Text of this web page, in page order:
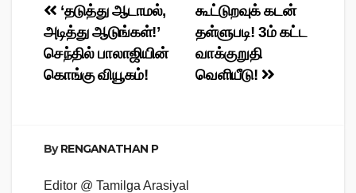
Post
navigation
கூட்டுறவுக் கடன்
தள்ளுபடி! 3ம் கட்ட
வாக்குறுதி
வெளியீடு!
‘தடுத்து ஆடாமல்,
அடித்து ஆடுங்கள்!’
செந்தில் பாலாஜியின்
கொங்கு வியூகம்!
ByRENGANATHAN P
Editor @ Tamilga Arasiyal